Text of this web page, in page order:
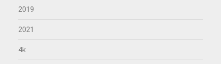
2019
2021
4k